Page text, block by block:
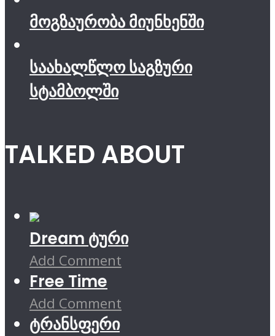
მოგზაურობა მიუნხენში
საახალწლო საგზური
სტამბოლში
TALKED ABOUT
Dream ტური
Add Comment
Free Time
Add Comment
ტრანსფერი